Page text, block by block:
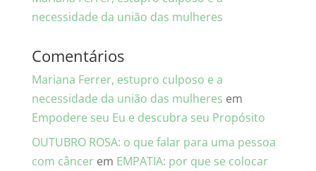
necessidade da união das mulheres
Comentários
Mariana Ferrer, estupro culposo e a
necessidade da união das mulheres em
Empodere seu Eu e descubra seu Propósito
OUTUBRO ROSA: o que falar para uma pessoa
com câncerem EMPATIA: por que se colocar